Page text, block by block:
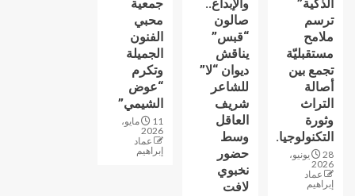
الذكية”
ترسم
ملامح
مستقبليّة
تجمع بين
أصالة
التراث
وثورة
التكنولوجيا.
28 يونيو،
2026
عماد
إبراهيم
والإبداع..
صالون
“قبس”
يناقش
ديوان “لا”
للشاعر
شريف
العاقل
وسط
حضور
نخبوي
لافت
جمعية
محبي
الفنون
الجميلة
وتكرم
“عوض
الشيمي”
11 مايو،
2026
عماد
إبراهيم